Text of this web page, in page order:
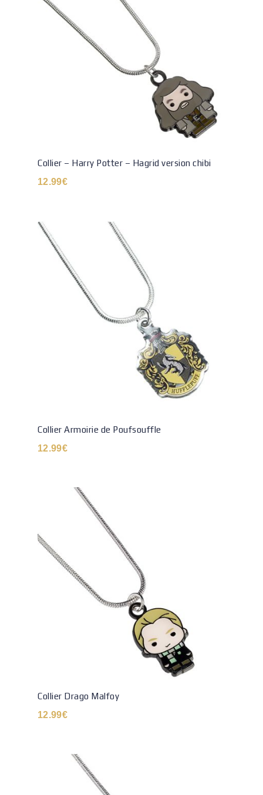
Collier – Harry Potter – Hagrid version chibi
12.99€
Collier Armoirie de Poufsouffle
12.99€
Collier Drago Malfoy
12.99€